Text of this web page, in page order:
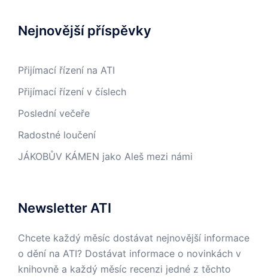
Nejnovější příspěvky
Přijímací řízení na ATI
Přijímací řízení v číslech
Poslední večeře
Radostné loučení
JÁKOBŮV KÁMEN jako Aleš mezi námi
Newsletter ATI
Chcete každý měsíc dostávat nejnovější informace
o dění na ATI? Dostávat informace o novinkách v
knihovně a každý měsíc recenzi jedné z těchto